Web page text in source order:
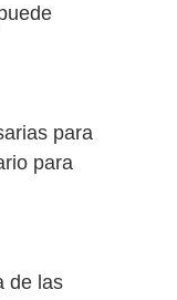
para
para
de las